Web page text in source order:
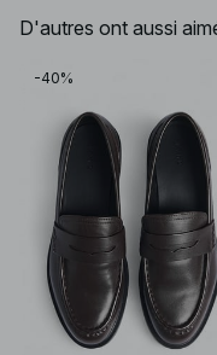
D'autres ont aussi
-40%